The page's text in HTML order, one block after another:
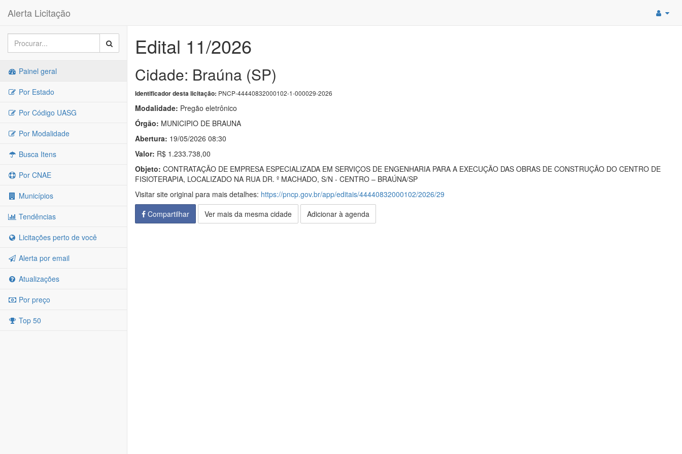
Alerta Licitação
Painel geral
Por Estado
Por Código UASG
Por Modalidade
Busca Itens
Por CNAE
Municípios
Tendências
Licitações perto de você
Alerta por email
Atualizações
Por preço
Top 50
Edital 11/2026
Cidade: Braúna (SP)
Identificador desta licitação: PNCP-44440832000102-1-000029-2026
Modalidade: Pregão eletrônico
Órgão: MUNICIPIO DE BRAUNA
Abertura: 19/05/2026 08:30
Valor: R$ 1.233.738,00
Objeto: CONTRATAÇÃO DE EMPRESA ESPECIALIZADA EM SERVIÇOS DE ENGENHARIA PARA A EXECUÇÃO DAS OBRAS DE CONSTRUÇÃO DO CENTRO DE
FISIOTERAPIA, LOCALIZADO NA RUA DR. º MACHADO, S/N - CENTRO – BRAÚNA/SP
Visitar site original para mais detalhes: https://pncp.gov.br/app/editais/44440832000102/2026/29
Compartilhar
Ver mais da mesma cidade Adicionar à agenda